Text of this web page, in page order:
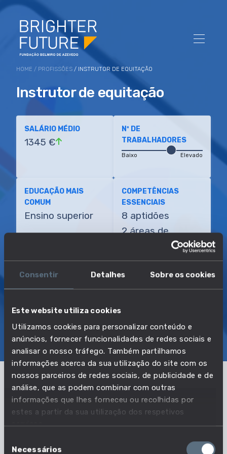
Consentir Detalhes Sobre os cookies
Este website utiliza cookies
Utilizamos cookies para personalizar conteúdo e
anúncios, fornecer funcionalidades de redes sociais e
analisar o nosso tráfego. Também partilhamos
informações acerca da sua utilização do site com os
nossos parceiros de redes sociais, de publicidade e de
análise, que as podem combinar com outras
informações que lhes forneceu ou recolhidas por
estes a partir da sua utilização dos respetivos
serviços.
deNecessários
HOME / PROFISSÕES / INSTRUTOR DE EQUITAÇÃO
Instrutor de equitação
SALÁRIO MÉDIO
1345 €
Nº DE
TRABALHADORES
Baixo Elevado
EDUCAÇÃO MAIS
COMUM
Ensino superior
COMPETÊNCIAS
ESSENCIAIS
8 aptidões
2 áreas de
conhecimento
TRANSIÇÃO MAIS DIRETA
Instrutor de desportos
SOBREEMPREGO E SALÁRIO
EDUCAÇÃO E COMPETÊNCIASTRANSIÇÕES
Pertencente à profissão:
Instrutores e monitores de atividade
VER PROFISSÃO